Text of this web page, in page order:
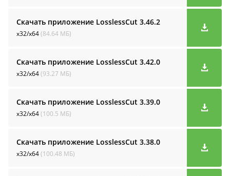
Скачать приложение LosslessCut 3.46.2
x32/x64(84.64 МБ)
Скачать приложение LosslessCut 3.42.0
x32/x64(93.27 МБ)
Скачать приложение LosslessCut 3.39.0
x32/x64(100.5 МБ)
Скачать приложение LosslessCut 3.38.0
x32/x64(100.48 МБ)